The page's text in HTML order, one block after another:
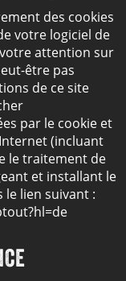
des cookies
votre logiciel de
attention sur
être pas
de ce site
par le cookie et
(incluant
le traitement de
et installant le
lien suivant :